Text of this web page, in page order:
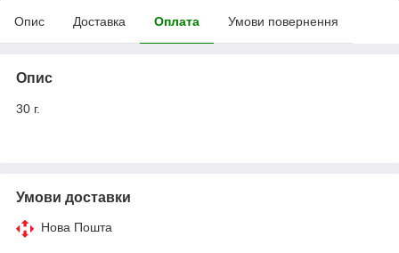
Опис Доставка Оплата Умови повернення
Опис
30 г.
Умови доставки
Нова Пошта